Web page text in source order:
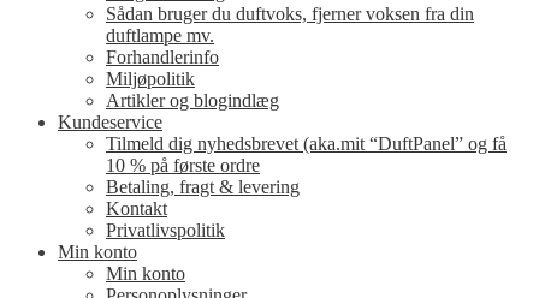
Sådan bruger du duftvoks, fjerner voksen fra din
duftlampe mv.
Forhandlerinfo
Miljøpolitik
Artikler og blogindlæg
Kundeservice
Tilmeld dig nyhedsbrevet (aka.mit “DuftPanel” og få
10 % på første ordre
Betaling, fragt & levering
Kontakt
Privatlivspolitik
Min konto
Min konto